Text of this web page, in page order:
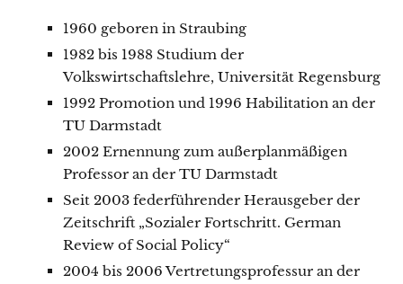
1960 geboren in Straubing
1982 bis 1988 Studium der
Volkswirtschaftslehre, Universität Regensburg
1992 Promotion und 1996 Habilitation an der
TU Darmstadt
2002 Ernennung zum außerplanmäßigen
Professor an der TU Darmstadt
Seit 2003 federführender Herausgeber der
Zeitschrift „Sozialer Fortschritt. German
Review of Social Policy“
2004 bis 2006 Vertretungsprofessur an der